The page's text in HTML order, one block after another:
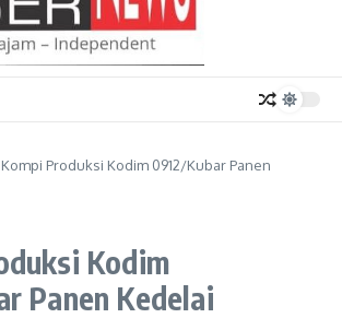
Kompi Produksi Kodim 0912/Kubar Panen
Kodim
Panen Kedelai